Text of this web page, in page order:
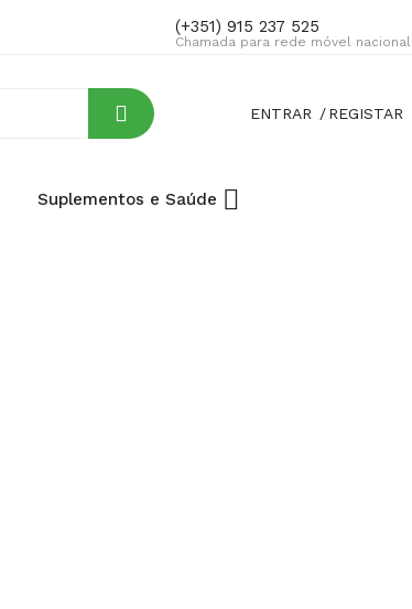
(+351) 915 237 525
Chamada para rede móvel nacional
ENTRAR REGISTAR
Suplementos e Saúde